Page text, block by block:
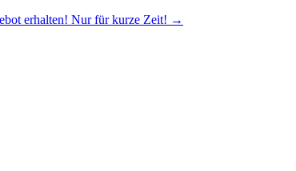
erhalten! Nur für kurze Zeit! →